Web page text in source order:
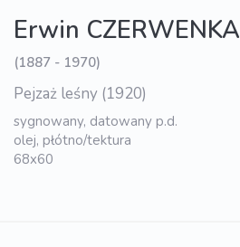
Erwin CZERWENKA
(1887 - 1970)
Pejzaż leśny (1920)
sygnowany, datowany p.d.
olej, płótno/tektura
68x60